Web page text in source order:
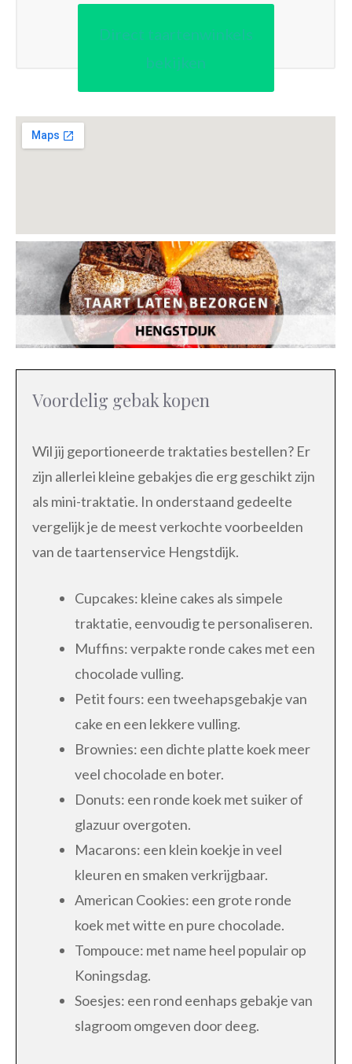
Direct taartenwinkels
bekijken
Voordelig gebak kopen
Wil jij geportioneerde traktaties bestellen? Er
zijn allerlei kleine gebakjes die erg geschikt zijn
als mini-traktatie. In onderstaand gedeelte
vergelijk je de meest verkochte voorbeelden
van de taartenservice Hengstdijk.
Cupcakes: kleine cakes als simpele
traktatie, eenvoudig te personaliseren.
Muffins: verpakte ronde cakes met een
chocolade vulling.
Petit fours: een tweehapsgebakje van
cake en een lekkere vulling.
Brownies: een dichte platte koek meer
veel chocolade en boter.
Donuts: een ronde koek met suiker of
glazuur overgoten.
Macarons: een klein koekje in veel
kleuren en smaken verkrijgbaar.
American Cookies: een grote ronde
koek met witte en pure chocolade.
Tompouce: met name heel populair op
Koningsdag.
Soesjes: een rond eenhaps gebakje van
slagroom omgeven door deeg.